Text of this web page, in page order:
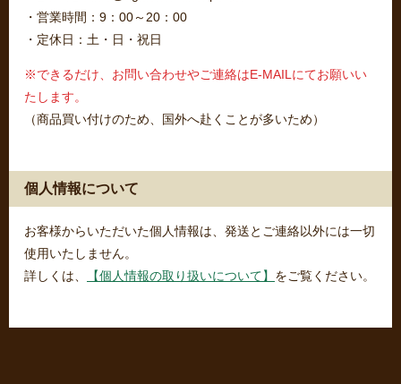
・営業時間：9：00～20：00
・定休日：土・日・祝日
※できるだけ、お問い合わせやご連絡はE-MAILにてお願いい
たします。
（商品買い付けのため、国外へ赴くことが多いため）
個人情報について
お客様からいただいた個人情報は、発送とご連絡以外には一切
使用いたしません。
詳しくは、
【個人情報の取り扱いについて】 をご覧ください。